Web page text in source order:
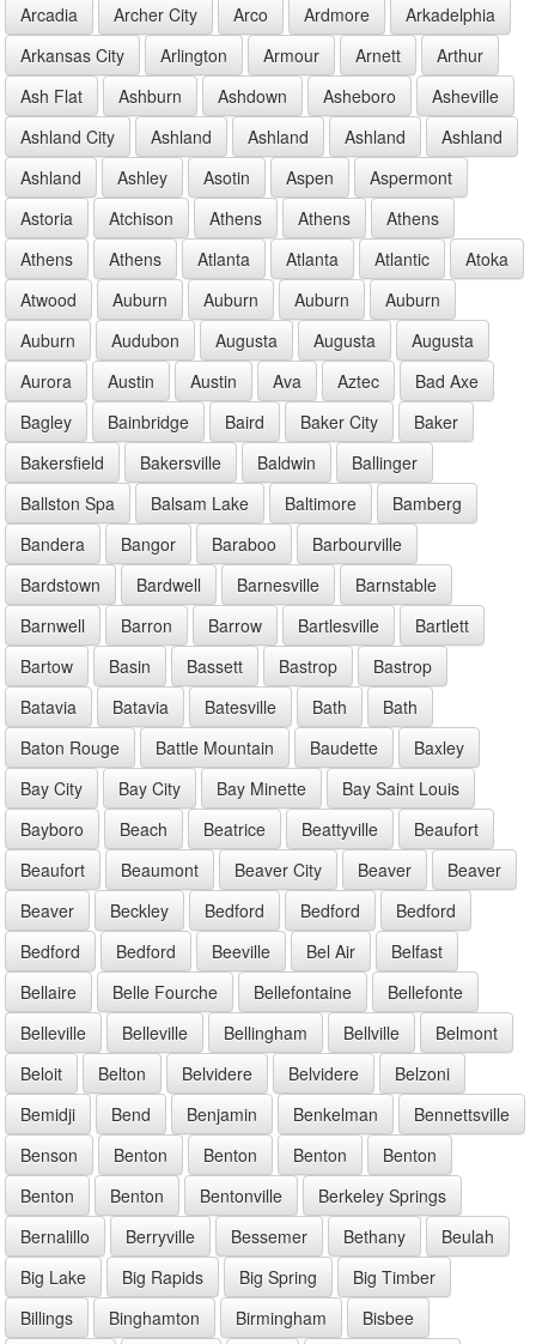
Arcadia
Archer City Arco Ardmore
Arkadelphia
Arkansas City
Arlington Armour Arnett
Arthur
Ash Flat
Ashburn Ashdown Asheboro
Asheville
Ashland City
Ashland Ashland Ashland
Ashland
Ashland
Ashley Asotin Aspen
Aspermont
Astoria
Atchison Athens Athens
Athens
Athens
Athens Atlanta Atlanta Atlantic
Atoka
Atwood
Auburn Auburn Auburn
Auburn
Auburn
Audubon Augusta Augusta
Augusta
Aurora
Austin Austin Ava Aztec
Bad Axe
Bagley
Bainbridge Baird Baker City
Baker
Bakersfield
Bakersville Baldwin
Ballinger
Ballston Spa
Balsam Lake Baltimore
Bamberg
Bandera
Bangor Baraboo
Barbourville
Bardstown
Bardwell Barnesville
Barnstable
Barnwell
Barron Barrow Bartlesville
Bartlett
Bartow
Basin Bassett Bastrop
Bastrop
Batavia
Batavia Batesville Bath
Bath
Baton Rouge
Battle Mountain Baudette
Baxley
Bay City
Bay City Bay Minette
Bay Saint Louis
Bayboro
Beach Beatrice Beattyville
Beaufort
Beaufort
Beaumont Beaver City Beaver
Beaver
Beaver
Beckley Bedford Bedford
Bedford
Bedford
Bedford Beeville Bel Air
Belfast
Bellaire
Belle Fourche Bellefontaine
Bellefonte
Belleville
Belleville Bellingham Bellville
Belmont
Beloit
Belton Belvidere Belvidere
Belzoni
Bemidji
Bend Benjamin Benkelman
Bennettsville
Benson
Benton Benton Benton
Benton
Benton
Benton Bentonville
Berkeley Springs
Bernalillo
Berryville Bessemer Bethany
Beulah
Big Lake
Big Rapids Big Spring
Big Timber
Billings
Binghamton Birmingham
Bisbee